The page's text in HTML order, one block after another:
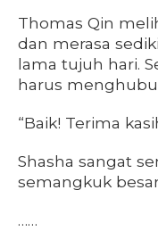
Thomas Qin
dan merasa
lama tujuh hari.
harus
“Baik! Terima
Shasha sangat
semangkuk
……